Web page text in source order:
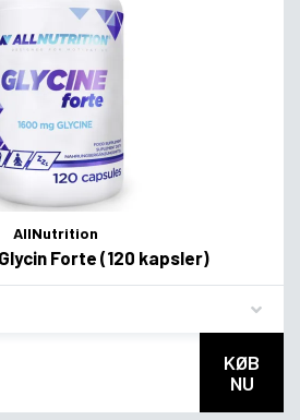
AllNutrition
Forte (120 kapsler)
KØB
NU